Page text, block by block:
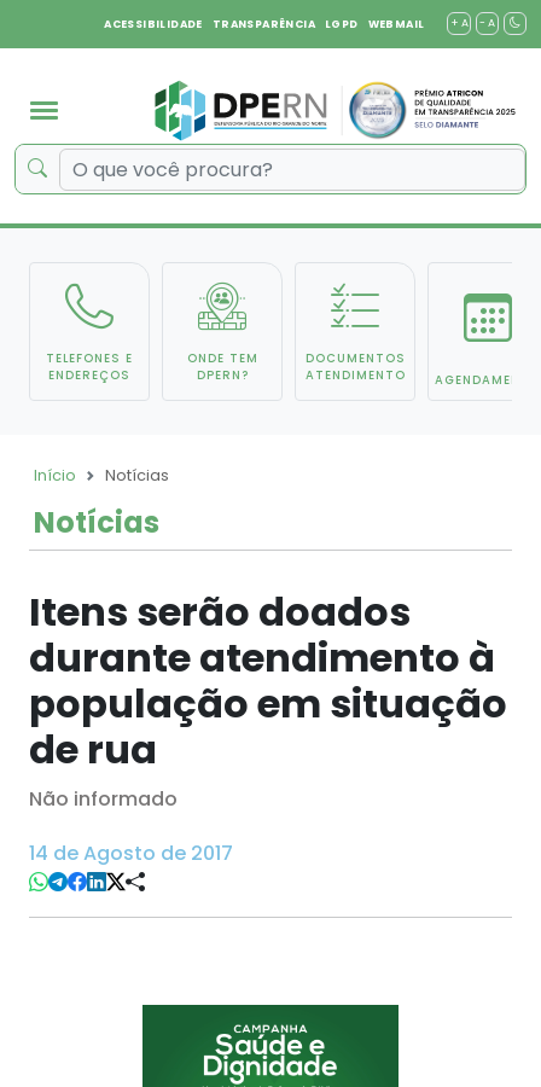
ACESSIBILIDADE TRANSPARÊNCIA LGPD WEBMAIL + A - A
TELEFONES E
ENDEREÇOS
ONDE TEM
DPERN?
DOCUMENTOS
ATENDIMENTO
AGENDAMENTO
Início Notícias
Notícias
Itens serão doados
durante atendimento à
população em situação
de rua
Não informado
14 de Agosto de 2017